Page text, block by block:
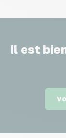
Il est